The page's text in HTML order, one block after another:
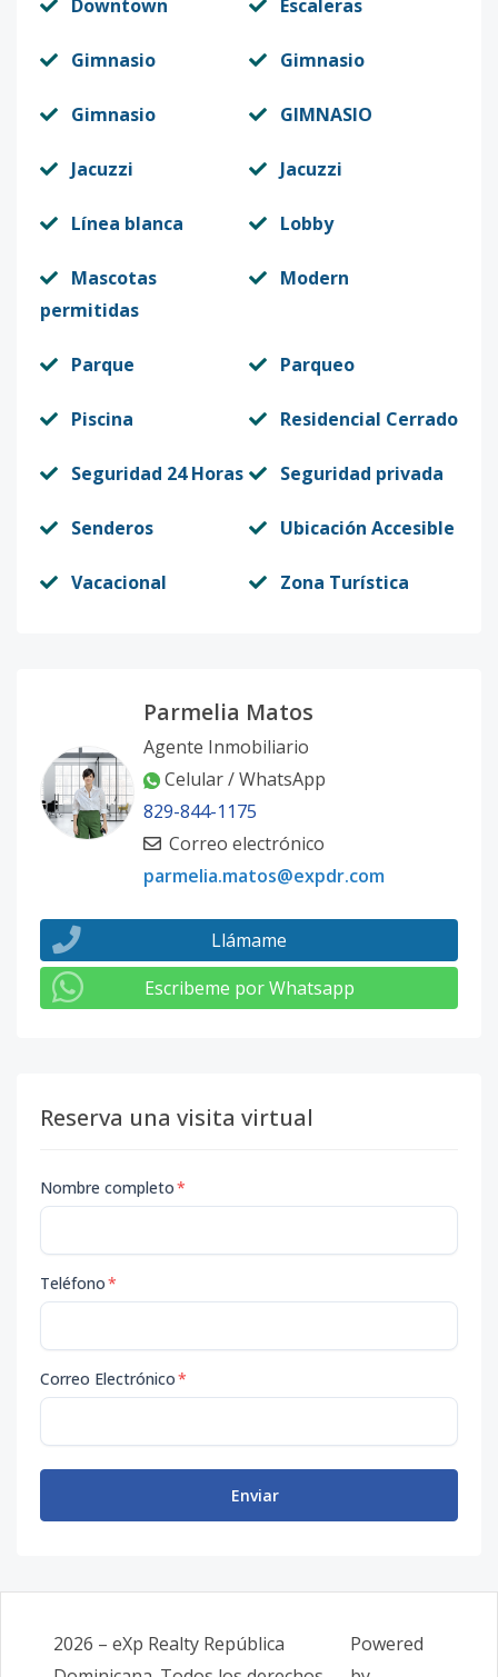
Downtown Escaleras
Gimnasio Gimnasio
Gimnasio GIMNASIO
Jacuzzi Jacuzzi
Línea blanca Lobby
Mascotas
permitidas
Modern
Parque Parqueo
Piscina Residencial Cerrado
Seguridad 24 Horas Seguridad privada
Senderos Ubicación Accesible
Vacacional Zona Turística
Parmelia Matos
Agente Inmobiliario
Celular / WhatsApp
829-844-1175
Correo electrónico
parmelia.matos@expdr.com
Llámame
Escribeme por Whatsapp
Reserva una visita virtual
Nombre completo*
Teléfono*
Correo Electrónico*
Enviar
2026 – eXp Realty República
Powered